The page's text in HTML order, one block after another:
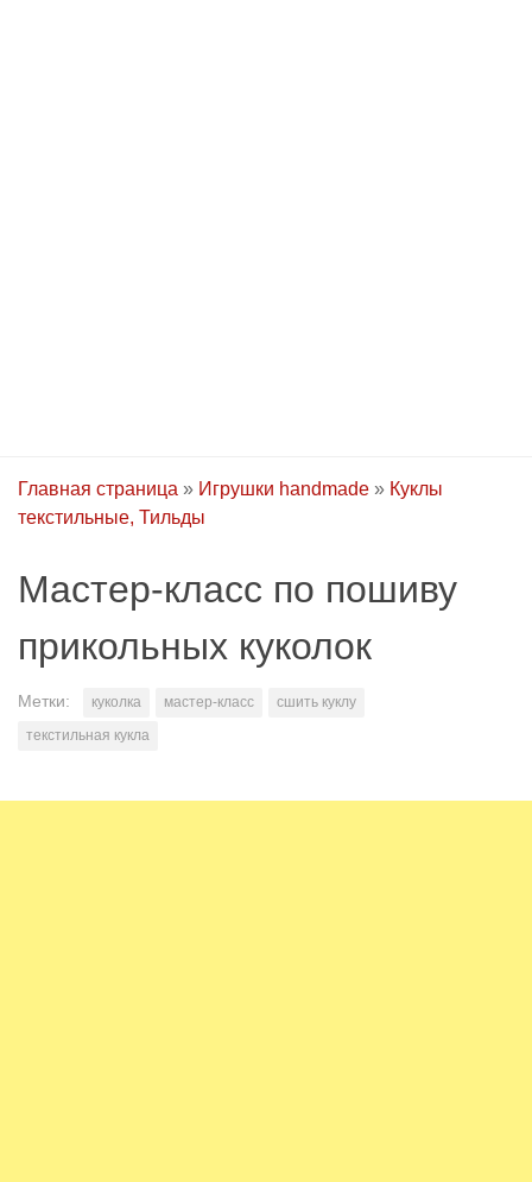
Главная страница » Игрушки handmade » Куклы
текстильные, Тильды
Мастер-класс по пошиву
прикольных куколок
Метки: куколка мастер-класс
сшить куклу
текстильная кукла